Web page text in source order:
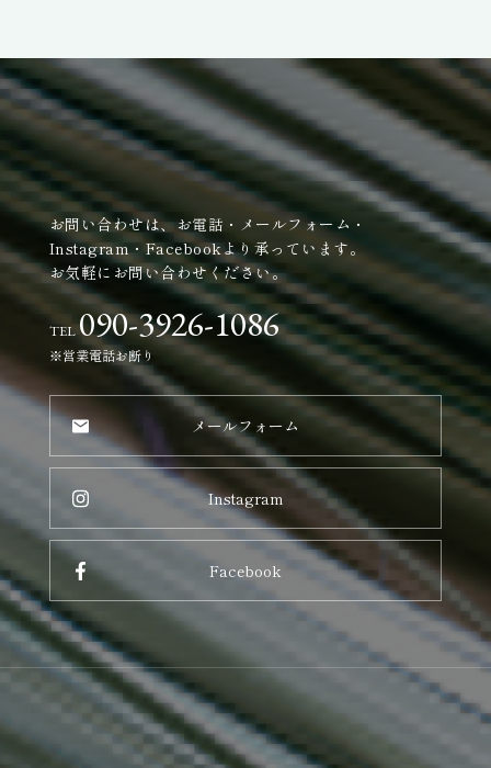
お問い合わせは、お電話・メールフォーム・
Instagram・Facebookより承っています。
お気軽にお問い合わせください。
TEL090-3926-1086
※営業電話お断り
メールフォーム
Instagram
Facebook